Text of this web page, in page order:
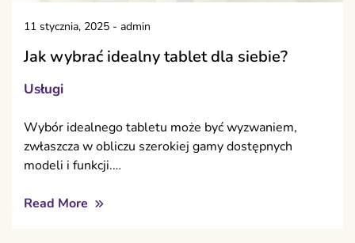
11 stycznia, 2025 - admin
Jak wybrać idealny tablet dla siebie?
Usługi
Wybór idealnego tabletu może być wyzwaniem,
zwłaszcza w obliczu szerokiej gamy dostępnych
modeli i funkcji.…
Read More